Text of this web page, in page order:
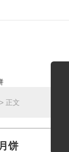
> 正文
饼